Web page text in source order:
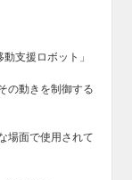
支援ロボット」
の動きを制御する
場面で使用されて